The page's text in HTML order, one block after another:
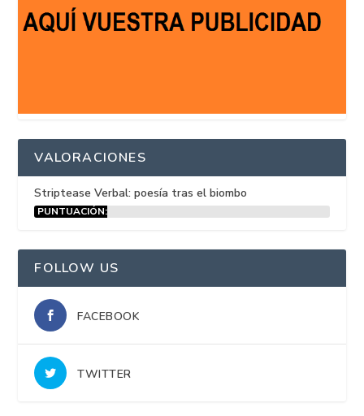
VALORACIONES
Striptease Verbal: poesía tras el biombo
PUNTUACIÓN:
FOLLOW US
FACEBOOK
TWITTER